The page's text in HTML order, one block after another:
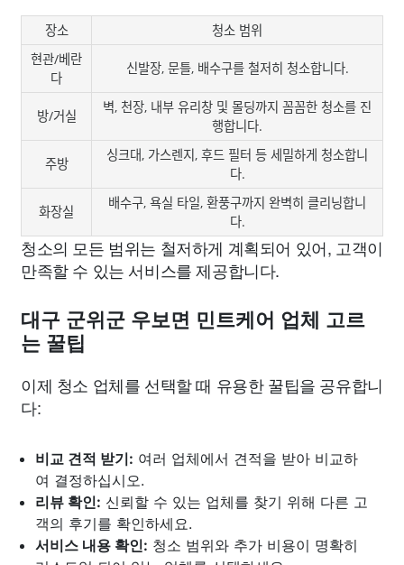
장소
청소 범위
현관/베란
다
신발장, 문틀, 배수구를 철저히 청소합니다.
방/거실
벽, 천장, 내부 유리창 및 몰딩까지 꼼꼼한 청소를 진
행합니다.
주방
싱크대, 가스렌지, 후드 필터 등 세밀하게 청소합니
다.
화장실
배수구, 욕실 타일, 환풍구까지 완벽히 클리닝합니
다.
청소의 모든 범위는 철저하게 계획되어 있어, 고객이
만족할 수 있는 서비스를 제공합니다.
대구 군위군 우보면 민트케어 업체 고르
는 꿀팁
이제 청소 업체를 선택할 때 유용한 꿀팁을 공유합니
다:
비교 견적 받기: 여러 업체에서 견적을 받아 비교하
여 결정하십시오.
리뷰 확인: 신뢰할 수 있는 업체를 찾기 위해 다른 고
객의 후기를 확인하세요.
서비스 내용 확인: 청소 범위와 추가 비용이 명확히